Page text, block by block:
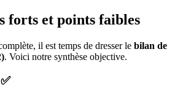
forts et points faibles
il est temps de dresser le bilan de
. Voici notre synthèse objective.